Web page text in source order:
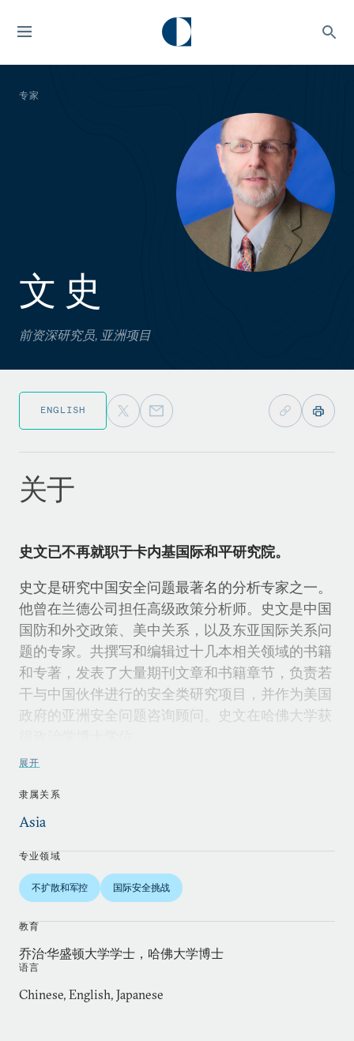
专家
文 史
前资深研究员, 亚洲项目
ENGLISH
关于
史文已不再就职于卡内基国际和平研究院。
史文是研究中国安全问题最著名的分析专家之一。
他曾在兰德公司担任高级政策分析师。史文是中国
国防和外交政策、美中关系，以及东亚国际关系问
题的专家。共撰写和编辑过十几本相关领域的书籍
和专著，发表了大量期刊文章和书籍章节，负责若
干与中国伙伴进行的安全类研究项目，并作为美国
政府的亚洲安全问题咨询顾问。史文在哈佛大学获
展开
隶属关系
Asia
专业领域
不扩散和军控 国际安全挑战
教育
乔治·华盛顿大学学士，哈佛大学博士
语言
Chinese, English, Japanese